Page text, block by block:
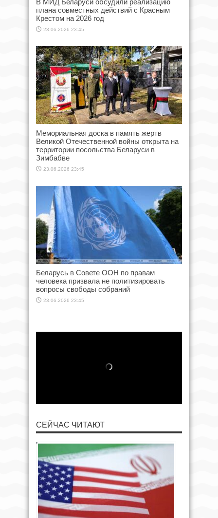
плана совместных действий с Красным
Крестом на 2026 год
23.06.2026 23:45
Мемориальная доска в память жертв
Великой Отечественной войны открыта на
территории посольства Беларуси в
Зимбабве
23.06.2026 23:45
Беларусь в Совете ООН по правам
человека призвала не политизировать
вопросы свободы собраний
23.06.2026 23:45
СЕЙЧАС ЧИТАЮТ